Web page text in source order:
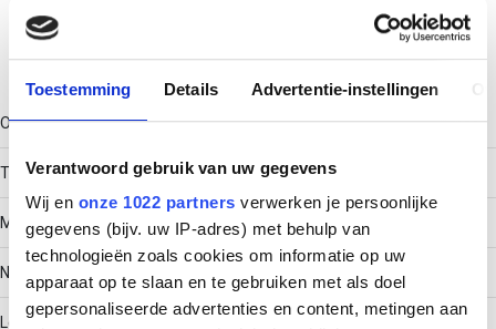
Toestemming Details Advertentie-instellingen
Verantwoord gebruik van uw gegevens
Wij en onze 1022 partners verwerken je persoonlijke
gegevens (bijv. uw IP-adres) met behulp van
technologieën zoals cookies om informatie op uw
apparaat op te slaan en te gebruiken met als doel
gepersonaliseerde advertenties en content, metingen aan
Technische gegevens
Oppervlaktebescherming
Thermisch verzinkt (Hot-dip)
Met veer
Nee
Lengte